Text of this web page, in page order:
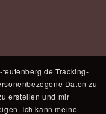
Tracking-
Daten zu
erstellen und mir
Ich kann meine